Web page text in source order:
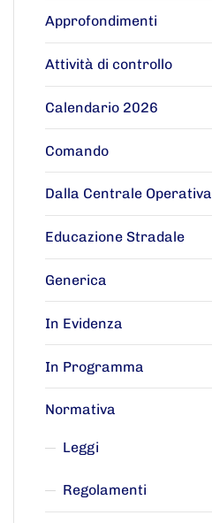
Approfondimenti
Attività di controllo
Calendario 2026
Comando
Dalla Centrale Operativa
Educazione Stradale
Generica
In Evidenza
In Programma
Normativa
Leggi
Regolamenti